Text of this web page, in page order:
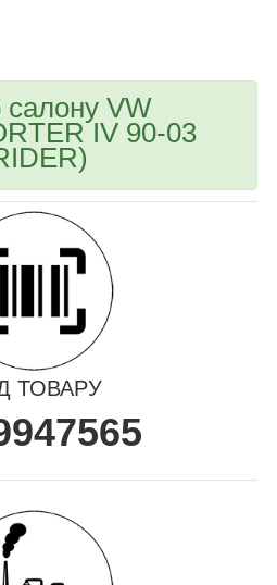
салону VW
IV 90-03
ТОВАРУ